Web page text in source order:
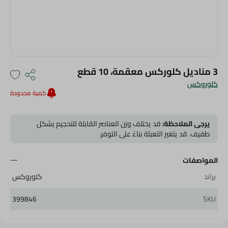
كلوروكس
3 مناديل كلوركس معقمة، 10 قطع
كمية محدودة
يرجى الملاحظة:قد يختلف وزن العناصر القابلة للتحجيم بشكل
طفيف. قد يتغير التعبئة بناءً على التوفر.
المواصفات
براند
كلوروكس
SKU
399846